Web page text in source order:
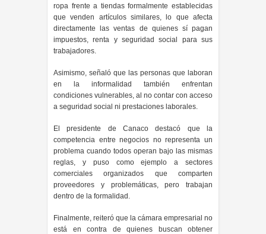
ropa frente a tiendas formalmente establecidas
que venden artículos similares, lo que afecta
directamente las ventas de quienes sí pagan
impuestos, renta y seguridad social para sus
trabajadores.
Asimismo, señaló que las personas que laboran
en la informalidad también enfrentan
condiciones vulnerables, al no contar con acceso
a seguridad social ni prestaciones laborales.
El presidente de Canaco destacó que la
competencia entre negocios no representa un
problema cuando todos operan bajo las mismas
reglas, y puso como ejemplo a sectores
comerciales organizados que comparten
proveedores y problemáticas, pero trabajan
dentro de la formalidad.
Finalmente, reiteró que la cámara empresarial no
está en contra de quienes buscan obtener